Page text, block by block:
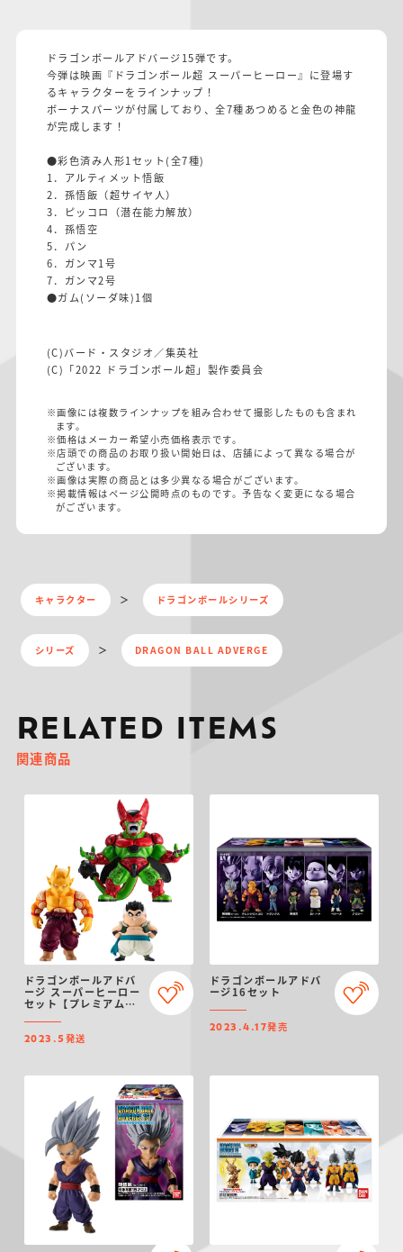
ドラゴンボールアドバージ15弾です。
今弾は映画『ドラゴンボール超 スーパーヒーロー』に登場す
るキャラクターをラインナップ！
ボーナスパーツが付属しており、全7種あつめると金色の神龍
が完成します！
●彩色済み人形1セット(全7種)
1．アルティメット悟飯
2．孫悟飯（超サイヤ人）
3．ピッコロ（潜在能力解放）
4．孫悟空
5．パン
6．ガンマ1号
7．ガンマ2号
●ガム(ソーダ味)1個
(C)バード・スタジオ／集英社
(C)「2022 ドラゴンボール超」製作委員会
※画像には複数ラインナップを組み合わせて撮影したものも含まれ
ます。
※価格はメーカー希望小売価格表示です。
※店頭での商品のお取り扱い開始日は、店舗によって異なる場合が
ございます。
※画像は実際の商品とは多少異なる場合がございます。
※掲載情報はページ公開時点のものです。予告なく変更になる場合
がございます。
キャラクター ドラゴンボールシリーズ
シリーズ DRAGON BALL ADVERGE
RELATED ITEMS
関連商品
ドラゴンボールアドバ
ージ スーパーヒーロー
セット【プレミアムバ
2023.5 発送
ドラゴンボールアドバ
ージ16セット
2023.4.17発売